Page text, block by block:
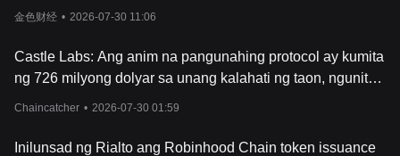
lumampas sa $4
金色财经 • 2026-07-30 11:06
Castle Labs: Ang anim na pangunahing protocol ay kumita
ng 726 milyong dolyar sa unang kalahati ng taon, ngunit
Chaincatcher • 2026-07-30 01:59
Inilunsad ng Rialto ang Robinhood Chain token issuance